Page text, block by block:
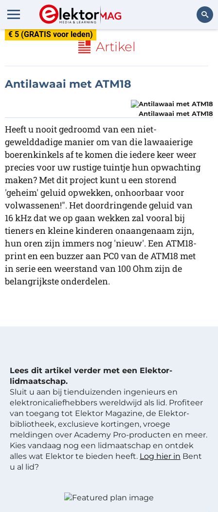
€ 5 (GRATIS voor leden)
Artikel
Antilawaai met ATM18
Antilawaai met ATM18
Heeft u nooit gedroomd van een niet-
gewelddadige manier om van die lawaaierige
boerenkinkels af te komen die iedere keer weer
precies voor uw rustige tuintje hun opwachting
maken? Met dit project kunt u een storend
'geheim' geluid opwekken, onhoorbaar voor
volwassenen!". Het doordringende geluid van
16 kHz dat we op gaan wekken zal vooral bij
tieners en kleine kinderen onaangenaam zijn,
hun oren zijn immers nog 'nieuw'. Een ATM18-
print en een buzzer aan PC0 van de ATM18 met
in serie een weerstand van 100 Ohm zijn de
belangrijkste onderdelen.
Lees dit artikel verder met een Elektor-
lidmaatschap.
Sluit u aan bij tienduizenden ingenieurs en
elektronicaliefhebbers wereldwijd als lid. Profiteer
van toegang tot Elektor Magazine, de Elektor-
bibliotheek, exclusieve kortingen, vroege
meldingen over Academy Pro-producten en meer.
Kies vandaag nog een lidmaatschap en ontdek
alles wat Elektor te bieden heeft. Log hier in Bent
u al lid?